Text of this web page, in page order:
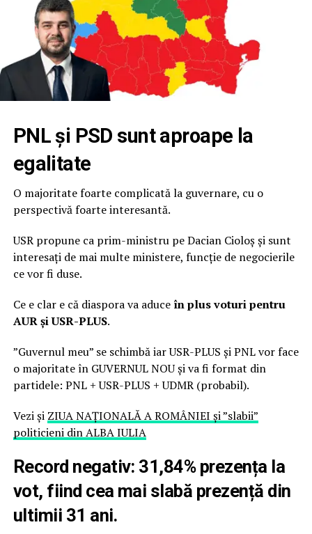
PNL și PSD sunt aproape la
egalitate
O majoritate foarte complicată la guvernare, cu o
perspectivă foarte interesantă.
USR propune ca prim-ministru pe Dacian Cioloș și sunt
interesați de mai multe ministere, funcție de negocierile
ce vor fi duse.
Ce e clar e că diaspora va aduce în plus voturi pentru
AUR și USR-PLUS.
”Guvernul meu” se schimbă iar USR-PLUS și PNL vor face
o majoritate în GUVERNUL NOU și va fi format din
partidele: PNL + USR-PLUS + UDMR (probabil).
Vezi și ZIUA NAȚIONALĂ A ROMÂNIEI și ”slabii”
politicieni din ALBA IULIA
Record negativ: 31,84% prezența la
vot, fiind cea mai slabă prezență din
ultimii 31 ani.